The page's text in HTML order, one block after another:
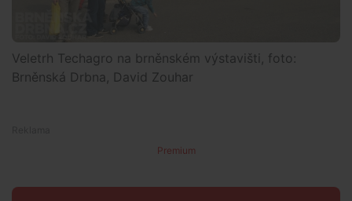
Veletrh Techagro na brněnském výstavišti, foto:
Brněnská Drbna, David Zouhar
Premium